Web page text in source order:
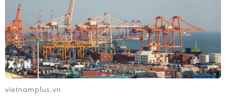
06/01/2023 08:51
Các trang trại này đều được xây dựng tại thôn Nam
Tiến, xã Ea Pô, Đắk Nông với quy mô chăn nuôi hàng
nghìn con lợn mỗi lứa nhưng xả nước thải có nhiều
thông số môi trường vượt tiêu chuẩn.
vietnamplus.vn